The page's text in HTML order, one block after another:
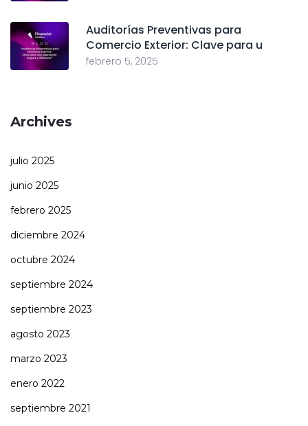
Auditorías Preventivas para
Comercio Exterior: Clave para u
febrero 5, 2025
Archives
julio 2025
junio 2025
febrero 2025
diciembre 2024
octubre 2024
septiembre 2024
septiembre 2023
agosto 2023
marzo 2023
enero 2022
septiembre 2021